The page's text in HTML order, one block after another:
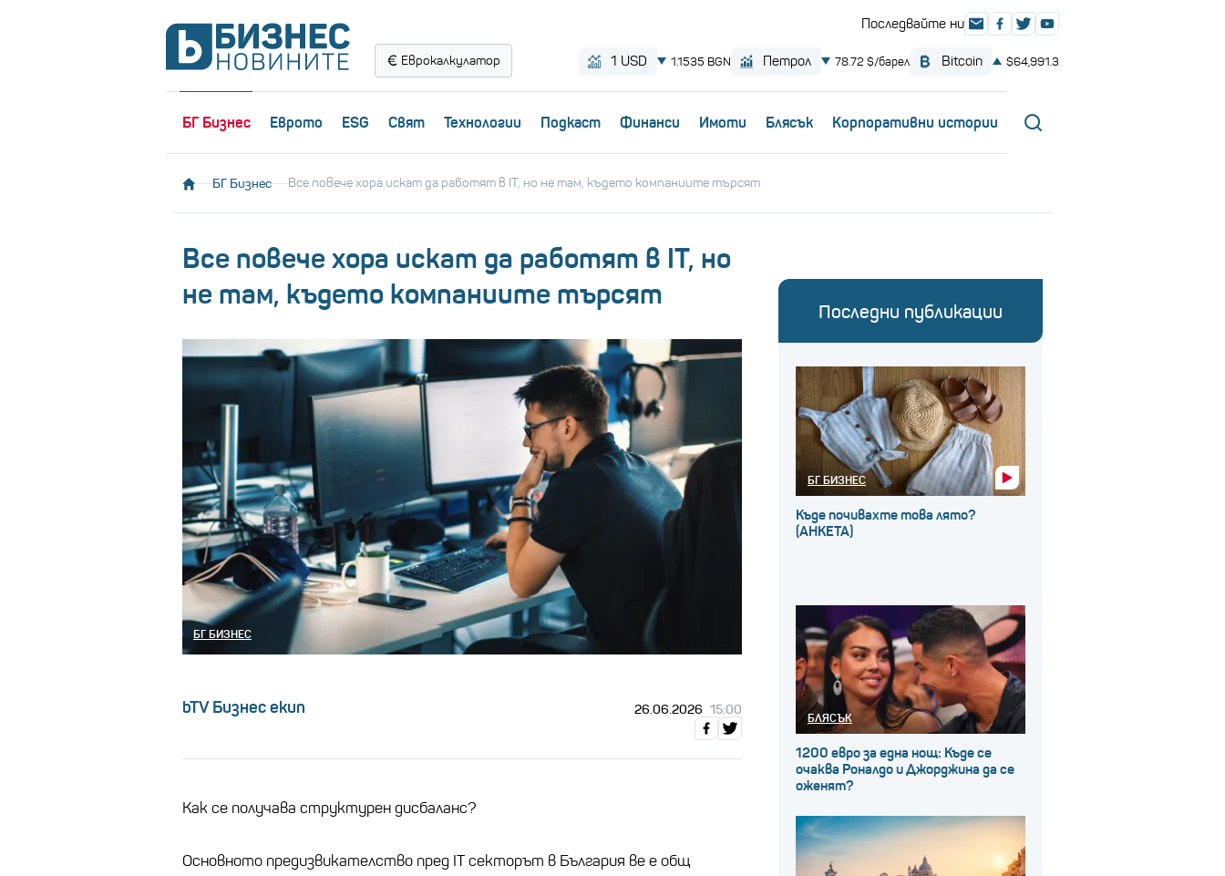
Еврокалкулатор
БГ Бизнес Еврото ESG Свят Технологии Пoдкаст Финанси Имоти Блясък Корпоративни истории
БГ Бизнес Все повече хора искат да работят в IT, но не там, където компаниите търсят
Все повече хора искат да работят в IT, но
не там, където компаниите търсят
БГ БИЗНЕС
bTV Бизнес екип 26.06.2026 15:00
Как се получава структурен дисбаланс?
Основното предизвикателство пред IT секторът в България ве е общ
Последни публикации
БГ БИЗНЕС
Къде почивахте това лято?
(АНКЕТА)
БЛЯСЪК
1200 евро за една нощ: Къде се
очаква Роналдо и Джорджина да се
оженят?